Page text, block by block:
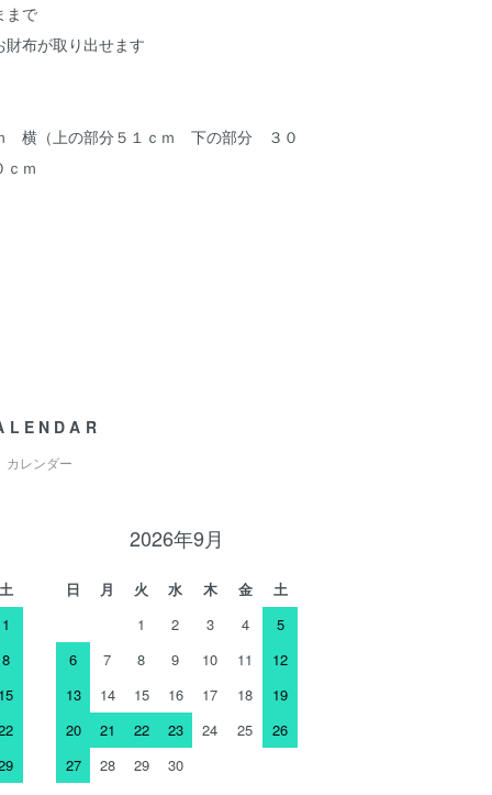
まで
布が取り出せます
（上の部分５１ｃｍ 下の部分 ３０
ｍ
カレンダー
土
1
8
15
2026年9月
日 月 火 水 木 金
土
1
2 3 4
5
6
7 8 9 10 11
12
13
14 15 16 17 18
19
20
21 22 23 24 25
26
27
28 29 30